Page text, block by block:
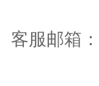
客服邮箱：